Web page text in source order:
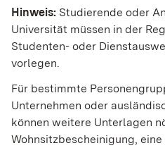
Hinweis: Studierende oder
Universität müssen in der
Studenten- oder
vorlegen.
Für bestimmte
Unternehmen oder
können weitere Unterlagen
Wohnsitzbescheinigung,